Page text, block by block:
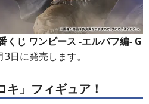
くじ ワンピース -エルバフ編- G
3日に発売します。
」フィギュア！